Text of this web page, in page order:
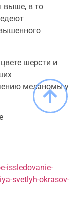
выше, в то
шерсти и
меланомы у
issledovanie-
svetlyh-okrasov-